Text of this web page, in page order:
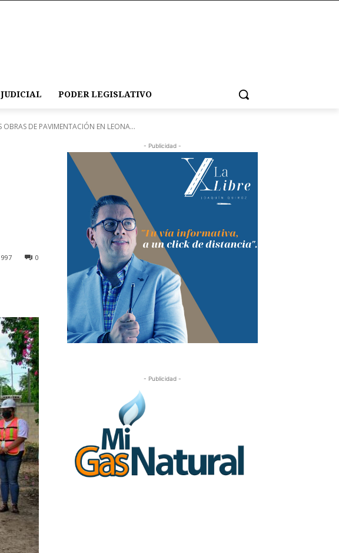
PODER LEGISLATIVO
DE PAVIMENTACIÓN EN LEONA...
0
997
- Publicidad -
- Publicidad -